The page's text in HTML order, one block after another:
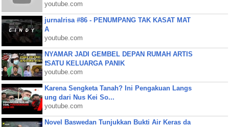
youtube.com
jurnalrisa #86 - PENUMPANG TAK KASAT MAT
A
youtube.com
NYAMAR JADI GEMBEL DEPAN RUMAH ARTIS
❗SATU KELUARGA PANIK
youtube.com
Karena Sengketa Tanah? Ini Pengakuan Langs
ung dari Nus Kei So...
youtube.com
Novel Baswedan Tunjukkan Bukti Air Keras da